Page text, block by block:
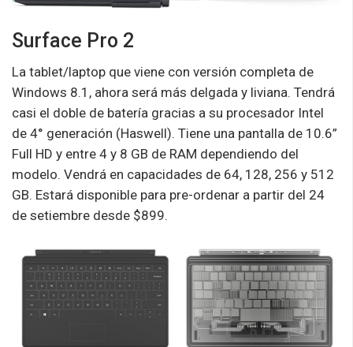
Surface Pro 2
La tablet/laptop que viene con versión completa de
Windows 8.1, ahora será más delgada y liviana. Tendrá
casi el doble de batería gracias a su procesador Intel
de 4° generación (Haswell). Tiene una pantalla de 10.6”
Full HD y entre 4 y 8 GB de RAM dependiendo del
modelo. Vendrá en capacidades de 64, 128, 256 y 512
GB. Estará disponible para pre-ordenar a partir del 24
de setiembre desde $899.